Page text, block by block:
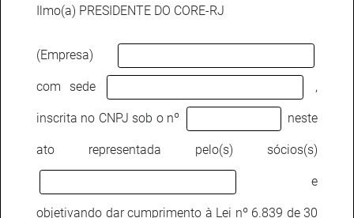
Ilmo(a) PRESIDENTE DO CORE-RJ
(Empresa)
com sede ,
inscrita no CNPJ sob o nº neste
ato representada pelo(s) sócios(s)
e
objetivando dar cumprimento à Lei nº 6.839 de 30